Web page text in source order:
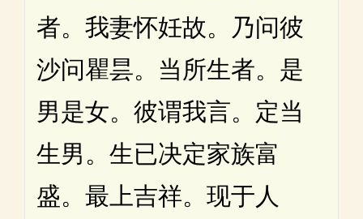
者。我妻怀妊故。乃问彼
沙问瞿昙。当所生者。是
男是女。彼谓我言。定当
生男。生已决定家族富
盛。最上吉祥。现于人